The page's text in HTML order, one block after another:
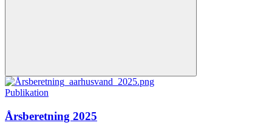
Publikation
Årsberetning 2025